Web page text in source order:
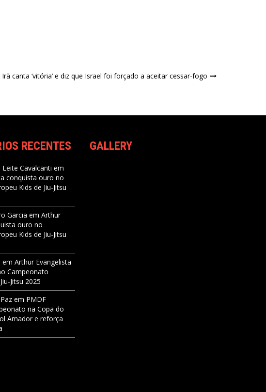
Irã canta ‘vitória’ e diz que Israel foi forçado a aceitar cessar-fogo
RECENTES
Leite Cavalcanti em
conquista ouro no
Kids de Jiu-Jitsu
Garcia em Arthur
ouro no
Kids de Jiu-Jitsu
em Arthur Evangelista
Campeonato
Jitsu 2025
em PMDF
na Copa do
Amador e reforça
GALLERY